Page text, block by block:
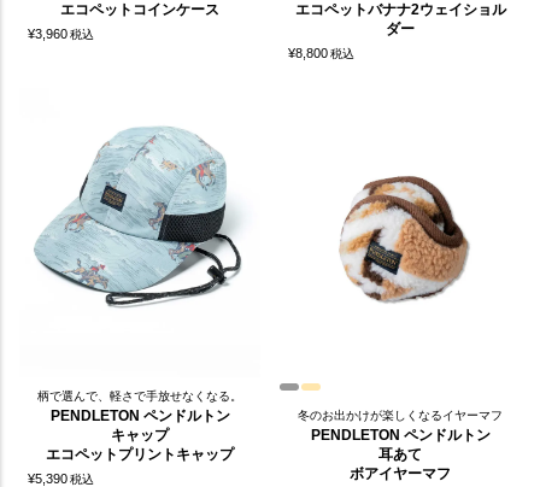
エコペットコインケース
¥3,960税込
エコペットバナナ2ウェイショル
ダー
¥8,800税込
柄で選んで、軽さで手放せなくなる。
PENDLETON ペンドルトン
キャップ
エコペットプリントキャップ
¥5,390税込
冬のお出かけが楽しくなるイヤーマフ
PENDLETON ペンドルトン
耳あて
ボアイヤーマフ